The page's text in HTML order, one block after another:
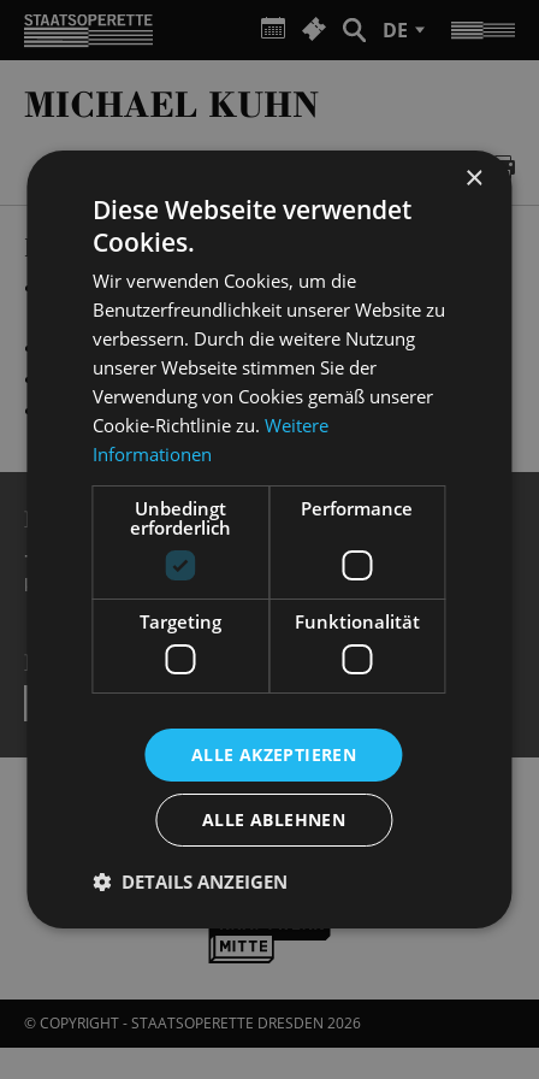
DE
MICHAEL KUHN
PRODUCTIONS
Evita “ Offiziere, Beauty Assistants & Designer,
Liebhaber
Kinostar!“ Autoritäten
Ball im Savoy“ René
My Fair Lady“ 1.Straßenkünstler
BESUCHERSERVICE
+49 351 32042 222
karten@staatsoperette.de
NEWSLETTER
© COPYRIGHT - STAATSOPERETTE DRESDEN 2026
×
Diese Webseite verwendet
Cookies.
Wir verwenden Cookies, um die
Benutzerfreundlichkeit unserer Website zu
verbessern. Durch die weitere Nutzung
unserer Webseite stimmen Sie der
Verwendung von Cookies gemäß unserer
Cookie-Richtlinie zu.Weitere
Informationen
Unbedingt
erforderlich
Performance
Targeting Funktionalität
ALLE AKZEPTIEREN
ALLE ABLEHNEN
DETAILS ANZEIGEN